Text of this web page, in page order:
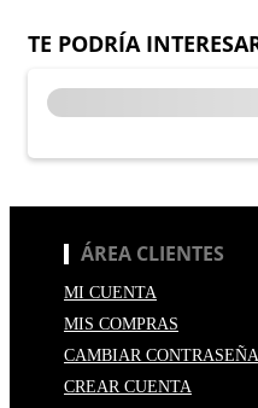
TE PODRÍA
ÁREA CLIENTES
MI CUENTA
MIS COMPRAS
CAMBIAR CONTRASEÑA
CREAR CUENTA